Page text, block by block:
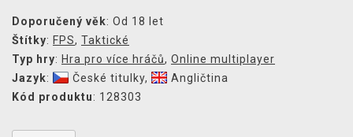
Doporučený věk: Od 18 let
Štítky: FPS, Taktické
Typ hry: Hra pro více hráčů, Online multiplayer
Jazyk: České titulky,
Angličtina
Kód produktu: 128303